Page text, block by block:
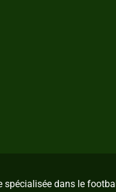
spécialisée dans le